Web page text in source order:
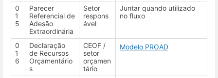
0
1
5
Parecer
Referencial de
Adesão
Extraordinária
Setor
respons
ável
Juntar quando utilizado
no fluxo
0
1
6
Declaração
de Recursos
Orçamentário
s
CEOF /
setor
orçamen
tário
Modelo PROAD